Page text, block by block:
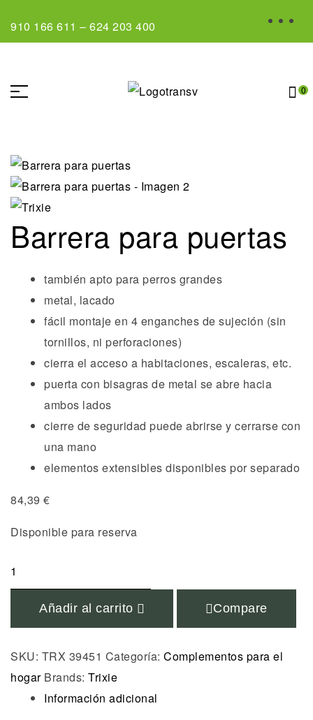
910 166 611 – 624 203 400
0
Barrera para puertas
también apto para perros grandes
metal, lacado
fácil montaje en 4 enganches de sujeción (sin
tornillos, ni perforaciones)
cierra el acceso a habitaciones, escaleras, etc.
puerta con bisagras de metal se abre hacia
ambos lados
cierre de seguridad puede abrirse y cerrarse con
una mano
elementos extensibles disponibles por separado
84,39 €
Disponible para reserva
Añadir al carrito Compare
SKU: TRX 39451 Categoría: Complementos para el
hogar Brands: Trixie
Información adicional